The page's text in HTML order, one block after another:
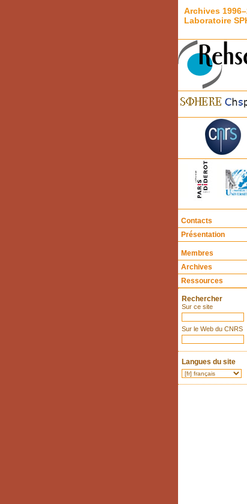
Archives
Laboratoire
Contacts
Présentation
Membres
Archives
Ressources
Rechercher
Sur ce site
Sur le Web du CNRS
Langues du site